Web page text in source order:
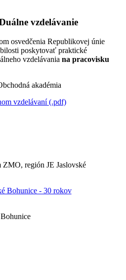
vzdelávanie
osvedčenia Republikovej únie
poskytovať praktické
vzdelávania na pracovisku
akadémia
vzdelávaní (.pdf)
ZMO, región JE Jaslovské